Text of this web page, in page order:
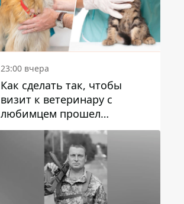
23:00 вчера
Как сделать так, чтобы
визит к ветеринару с
любимцем прошел
спокойно: простые советы